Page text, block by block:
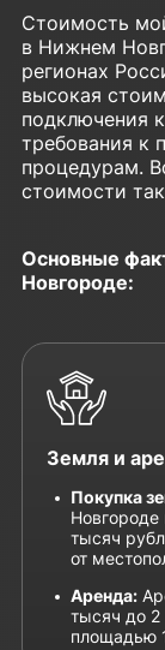
Стоимость
в Нижнем
регионах
высокая
подключения
требования к
процедурам.
стоимости
Основные
Новгороде:
Земля и
Покупка
тысяч
от
Аренда:
тысяч до 2
площадью